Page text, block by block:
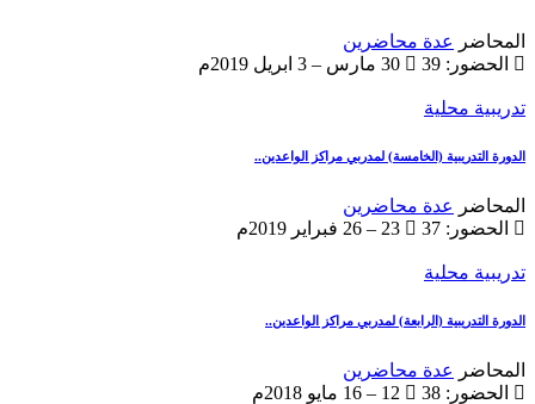
المحاضر
عدة محاضرين
الحضور: 39
تدريبية محلية
الدورة التدريبية (الخامسة) لمدربي مراكز الواعدين..
المحاضر
عدة محاضرين
الحضور: 37
تدريبية محلية
الدورة التدريبية (الرابعة) لمدربي مراكز الواعدين..
المحاضر
عدة محاضرين
الحضور: 38